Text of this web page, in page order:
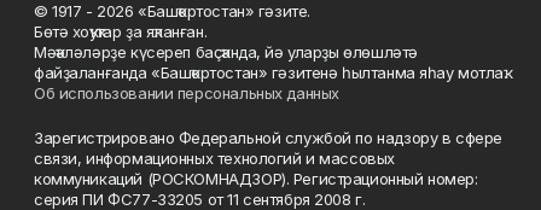
© 1917 - 2026 «Башҡортостан» гәзите.
Бөтә хоҡуҡтар ҙа яҡланған.
Мәҡәләләрҙе күсереп баҫҡанда, йә уларҙы өлөшләтә
файҙаланғанда «Башҡортостан» гәзитенә һылтанма яһау мотлаҡ.
Об использовании персональных данных
Зарегистрировано Федеральной службой по надзору в сфере
связи, информационных технологий и массовых
коммуникаций (РОСКОМНАДЗОР). Регистрационный номер:
серия ПИ ФС77-33205 от 11 сентября 2008 г.